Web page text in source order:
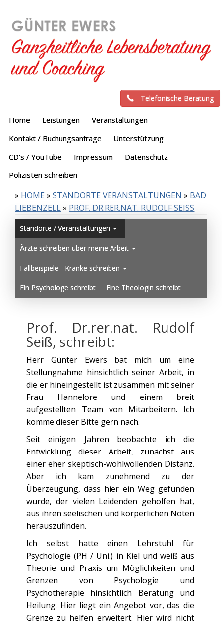
Telefonische Beratung
Home Leistungen
Veranstaltungen
Kontakt / Buchungsanfrage
Unterstützung
CD's / YouTube
Impressum
Datenschutz
Polizisten schreiben
» HOME » STANDORTE VERANSTALTUNGEN » BAD
LIEBENZELL » PROF. DR.RER.NAT. RUDOLF SEISS
Standorte / Veranstaltungen
Ärzte schreiben über meine Arbeit
Fallbeispiele - Kranke schreiben
Ein Psychologe schreibt Eine Theologin schreibt
Prof. Dr.rer.nat. Rudolf
Seiß, schreibt:
Herr Günter Ewers bat mich um eine
Stellungnahme hinsichtlich seiner Arbeit, in
die er hineingestellt ist zusammen mit seiner
Frau Hannelore und einem breit
aufgestellten Team von Mitarbeitern. Ich
komme dieser Bitte gern nach.
Seit einigen Jahren beobachte ich die
Entwicklung dieser Arbeit, zunächst aus
einer eher skeptisch-wohlwollenden Distanz.
Aber ich kam zunehmend zu der
Überzeugung, dass hier ein Weg gefunden
wurde, der vielen Leidenden geholfen hat,
aus ihren seelischen und körperlichen Nöten
herauszufinden.
Ich selbst hatte einen Lehrstuhl für
Psychologie (PH / Uni.) in Kiel und weiß aus
Theorie und Praxis um Möglichkeiten und
Grenzen von Psychologie und
Psychotherapie hinsichtlich Beratung und
Heilung. Hier liegt ein Angebot vor, das die
Grenze zu helfen erweitert. Hier wird nicht